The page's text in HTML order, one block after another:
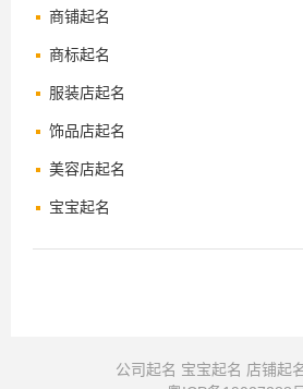
商铺起名
商标起名
服装店起名
饰品店起名
美容店起名
宝宝起名
公司起名 宝宝起名 店铺起